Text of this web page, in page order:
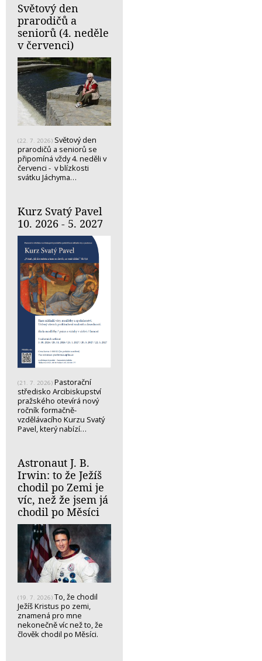
Světový den
prarodičů a
seniorů (4. neděle
v červenci)
(22. 7. 2026) Světový den
prarodičů a seniorů se
připomíná vždy 4. neděli v
červenci - v blízkosti
svátku Jáchyma…
Kurz Svatý Pavel
10. 2026 - 5. 2027
(21. 7. 2026) Pastorační
středisko Arcibiskupství
pražského otevírá nový
ročník formačně-
vzdělávacího Kurzu Svatý
Pavel, který nabízí…
Astronaut J. B.
Irwin: to že Ježíš
chodil po Zemi je
víc, než že jsem já
chodil po Měsíci
(19. 7. 2026) To, že chodil
Ježíš Kristus po zemi,
znamená pro mne
nekonečně víc než to, že
člověk chodil po Měsíci.